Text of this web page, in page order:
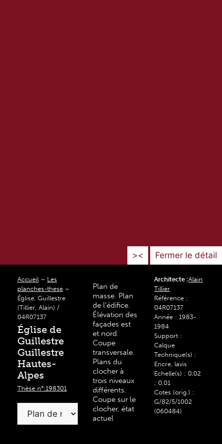
>< Fermer le détail
Accueil – Les
planches-these –
Église, Guillestre
(Tillier, Alain) /
04R07137
Église de
Guillestre
Guillestre
Hautes-
Alpes
Thèse n°:198301
Plan de
masse. Plan
de l'édifice.
Élévation des
façades est
et nord.
Coupe
transversale.
Plans du
clocher à
trois niveaux
différents.
Coupe sur le
clocher, état
actuel
Architecte :Alain
Tillier
Référence :
04R07137
Année : 1983-
1984
Support :
Calque
Technique(s) :
Encre, lavis
Echelle(s) : 0,02
; 0,01
Cotes (orig.) :
G/82/5/1002
(060484)